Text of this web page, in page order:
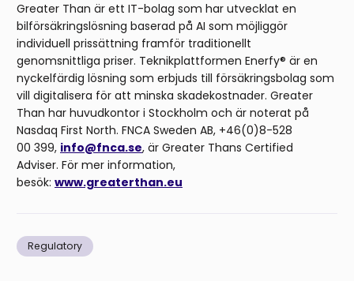
Greater Than är ett IT-bolag som har utvecklat en
bilförsäkringslösning baserad på AI som möjliggör
individuell prissättning framför traditionellt
genomsnittliga priser. Teknikplattformen Enerfy® är en
nyckelfärdig lösning som erbjuds till försäkringsbolag som
vill digitalisera för att minska skadekostnader. Greater
Than har huvudkontor i Stockholm och är noterat på
Nasdaq First North. FNCA Sweden AB, +46(0)8-528
00 399, info@fnca.se, är Greater Thans Certified
Adviser. För mer information,
besök: www.greaterthan.eu
Regulatory